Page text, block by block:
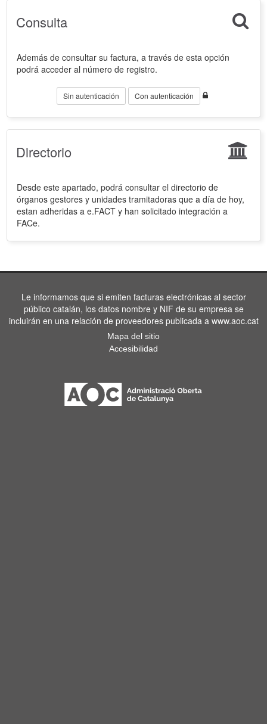
Consulta
Además de consultar su factura, a través de esta opción
podrá acceder al número de registro.
Sin autenticación Con autenticación
Directorio
Desde este apartado, podrá consultar el directorio de
órganos gestores y unidades tramitadoras que a día de hoy,
estan adheridas a e.FACT y han solicitado integración a
FACe.
Le informamos que si emiten facturas electrónicas al sector
público catalán, los datos nombre y NIF de su empresa se
incluirán en una relación de proveedores publicada a www.aoc.cat
Mapa del sitio
Accesibilidad